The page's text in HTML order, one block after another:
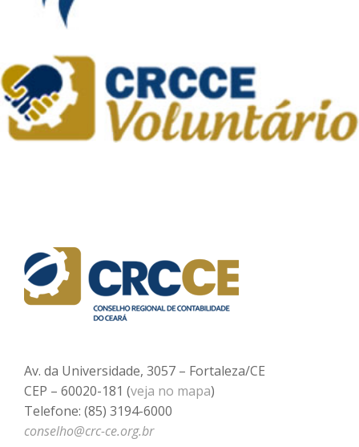
Av. da Universidade, 3057 – Fortaleza/CE
CEP – 60020-181 (veja no mapa)
Telefone: (85) 3194-6000
conselho@crc-ce.org.br